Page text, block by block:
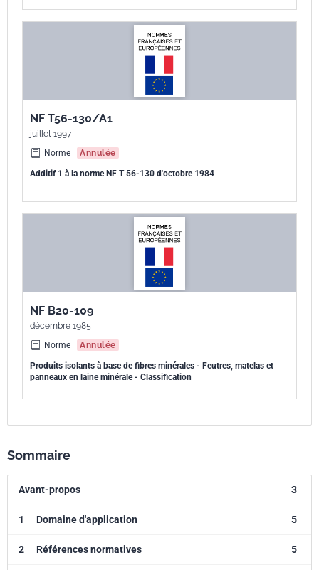
NF T56-130/A1
juillet 1997
Norme
Annulée
Additif 1 à la norme NF T 56-130 d'octobre 1984
NF B20-109
décembre 1985
Norme
Annulée
Produits isolants à base de fibres minérales - Feutres, matelas et
panneaux en laine minérale - Classification
Sommaire
Avant-propos 3
1 Domaine d'application 5
2 Références normatives 5